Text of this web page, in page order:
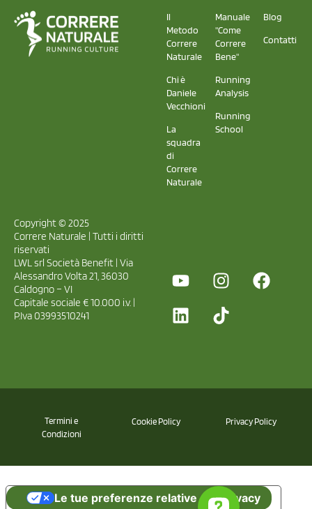
Il
Metodo
Correre
Naturale
Chi è
Daniele
Vecchioni
La
squadra
di
Correre
Naturale
Manuale
"Come
Correre
Bene"
Running
Analysis
Running
School
Blog
Contatti
Copyright © 2025
Correre Naturale | Tutti i diritti
riservati
LWL srl Società Benefit | Via
Alessandro Volta 21, 36030
Caldogno – VI
Capitale sociale € 10.000 i.v. |
P.Iva 03993510241
Termini e
Condizioni
Cookie Policy Privacy Policy
Le tue preferenze relative alla privacy